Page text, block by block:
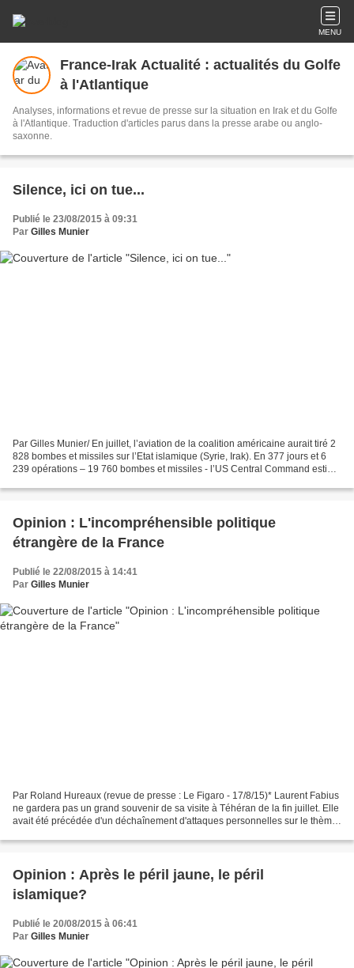
MENU
France-Irak Actualité : actualités du Golfe
à l'Atlantique
Analyses, informations et revue de presse sur la situation en Irak et du Golfe
à l'Atlantique. Traduction d'articles parus dans la presse arabe ou anglo-
saxonne.
Silence, ici on tue...
Publié le 23/08/2015 à 09:31
Par Gilles Munier
Par Gilles Munier/ En juillet, l’aviation de la coalition américaine aurait tiré 2
828 bombes et missiles sur l’Etat islamique (Syrie, Irak). En 377 jours et 6
239 opérations – 19 760 bombes et missiles - l’US Central Command estime
Opinion : L'incompréhensible politique
étrangère de la France
Publié le 22/08/2015 à 14:41
Par Gilles Munier
Par Roland Hureaux (revue de presse : Le Figaro - 17/8/15)* Laurent Fabius
ne gardera pas un grand souvenir de sa visite à Téhéran de la fin juillet. Elle
avait été précédée d'un déchaînement d'attaques personnelles sur le thème
Opinion : Après le péril jaune, le péril
islamique?
Publié le 20/08/2015 à 06:41
Par Gilles Munier